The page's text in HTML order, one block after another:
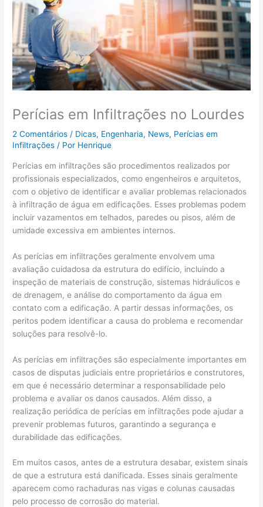
Perícias em Infiltrações no Lourdes
2 Comentários / Dicas, Engenharia, News, Perícias em
Infiltrações / Por Henrique
Perícias em infiltrações são procedimentos realizados por
profissionais especializados, como engenheiros e arquitetos,
com o objetivo de identificar e avaliar problemas relacionados
à infiltração de água em edificações. Esses problemas podem
incluir vazamentos em telhados, paredes ou pisos, além de
umidade excessiva em ambientes internos.
As perícias em infiltrações geralmente envolvem uma
avaliação cuidadosa da estrutura do edifício, incluindo a
inspeção de materiais de construção, sistemas hidráulicos e
de drenagem, e análise do comportamento da água em
contato com a edificação. A partir dessas informações, os
peritos podem identificar a causa do problema e recomendar
soluções para resolvê-lo.
As perícias em infiltrações são especialmente importantes em
casos de disputas judiciais entre proprietários e construtores,
em que é necessário determinar a responsabilidade pelo
problema e avaliar os danos causados. Além disso, a
realização periódica de perícias em infiltrações pode ajudar a
prevenir problemas futuros, garantindo a segurança e
durabilidade das edificações.
Em muitos casos, antes de a estrutura desabar, existem sinais
de que a estrutura está danificada. Esses sinais geralmente
aparecem como rachaduras nas vigas e colunas causadas
pelo processo de corrosão do material.